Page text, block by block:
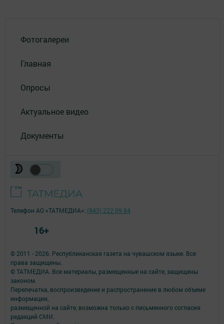
Фотогалереи
Главная
Опросы
Актуальное видео
Документы
© 2011 - 2026. Республиканская газета на чувашском языке. Все
права защищены.
© ТАТМЕДИА. Все материалы, размещенные на сайте, защищены
законом.
Перепечатка, воспроизведение и распространение в любом объеме
информации,
размещенной на сайте, возможна только с письменного согласия
редакций СМИ.
Телефон АО «ТАТМЕДИА»: (843) 222 09 84
16+